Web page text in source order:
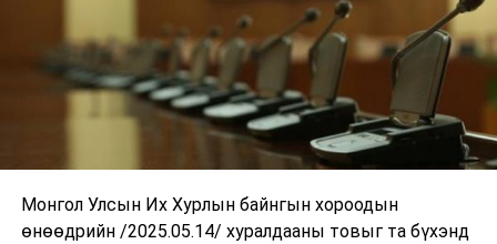
Монгол Улсын Их Хурлын байнгын хороодын
өнөөдрийн /2025.05.14/ хуралдааны товыг та бүхэнд